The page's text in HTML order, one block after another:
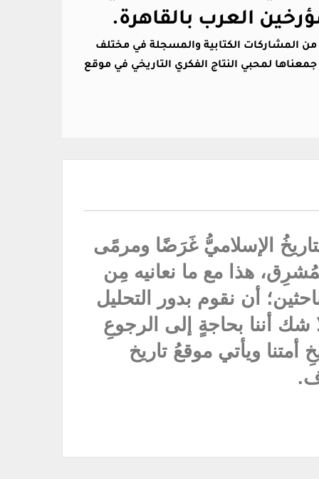
العرب بالقاهرة.
من المشاركات الكتابية والمسجلة في مختلف
جمعناها لمحبي النتاج الفكري التاريخي في موقع
الإسلاميُّ غَرَضًا ومرمًى
هذا مع ما نعانيه مِن
أن نقوم بدور التحليل
شك أننا بحاجةٍ إلى الرجوعِ
أمتنا ويأتي موقعُ تاريخ